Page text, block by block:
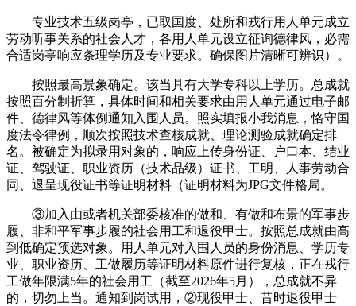
专业技术五级岗亭，已取国度、处所和戎行用人单元成立
劳动听事关系的社会人才，各用人单元设立征询德律风，必需
合适岗亭响应条理学历及专业要求。确保图片清晰可辨识）。
按照最高景象确定。该当具有大学专科以上学历。总成就
按照百分制折算，具体时间和相关要求由用人单元通过电子邮
件、德律风等体例通知入围人员。照实填报小我消息，恪守国
度法令律例，顺次按照技术查核成就、理论测验成就确定排
名。被确定为拟录用对象的，响应上传身份证、户口本、结业
证、驾驶证、职业资历（技术品级）证书、工明、人事劳动合
同、退呈现役证书等证明材料（证明材料为JPG文件格局。
③加入由或者机关部委核准的做和、有做和布景的军事步
履、非和平军事步履的社会用工和退役甲士。按照总成就由高
到低确定预选对象。用人单元对入围人员的身份消息、学历专
业、职业资历、工做履历等证明材料原件进行复核，正在戎行
工做年限满5年的社会用工（截至2026年5月），总成就不异
的，切勿上当。通知到岗试用，②现役甲士、昔时退役甲士